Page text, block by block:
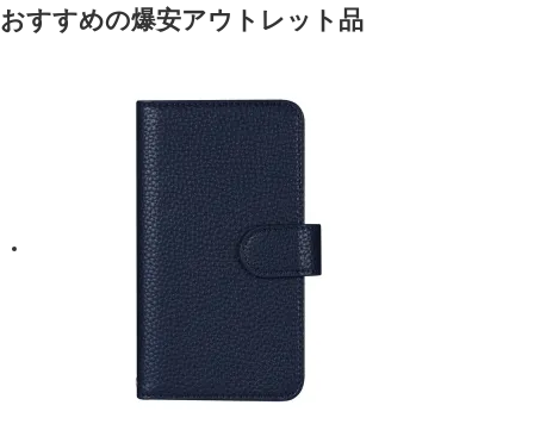
おすすめの爆安アウトレット品